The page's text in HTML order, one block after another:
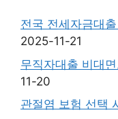
전국 전세자금대
2025-11-21
무직자대출 비대
11-20
관절염 보험 선택